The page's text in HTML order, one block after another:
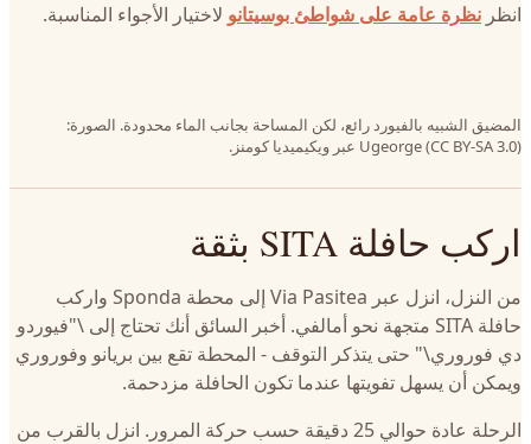
انظر نظرة عامة على شواطئ بوسيتانو لاختيار الأجواء المناسبة.
المضيق الشبيه بالفيورد رائع، لكن المساحة بجانب الماء محدودة. الصورة:
Ugeorge (CC BY-SA 3.0) عبر ويكيميديا كومنز.
اركب حافلة SITA بثقة
من النزل، انزل عبر Via Pasitea إلى محطة Sponda واركب
حافلة SITA متجهة نحو أمالفي. أخبر السائق أنك تحتاج إلى \"فيوردو
دي فوروري\" حتى يتذكر التوقف - المحطة تقع بين بريانو وفوروري
ويمكن أن يسهل تفويتها عندما تكون الحافلة مزدحمة.
الرحلة عادة حوالي 25 دقيقة حسب حركة المرور. انزل بالقرب من